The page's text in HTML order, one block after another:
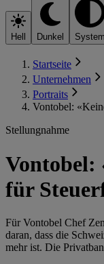
Hell Dunkel System
Startseite
Unternehmen
Portraits
Vontobel:
Stellungnahme
Vontobel:
für
Für Vontobel Chef
daran, dass die
mehr ist. Die